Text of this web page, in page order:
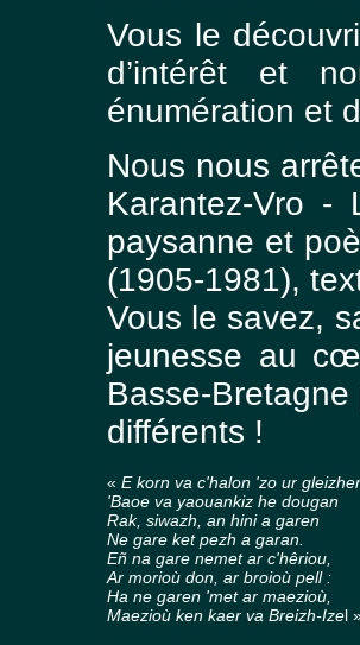
Vous le
d’intérêt et
énumération et
Nous nous
Karantez-Vro -
paysanne et
(1905-1981),
Vous le savez,
jeunesse au
Basse-
différents !
« E korn va c'halon 'zo ur
'Baoe va yaouankiz he dougan
Rak, siwazh, an hini a garen
Ne gare ket pezh a garan.
Eñ na gare nemet ar c'hêriou,
Ar morioù don, ar broioù pell :
Ha ne garen 'met ar maezioù,
Maezioù ken kaer va Breizh-Izel